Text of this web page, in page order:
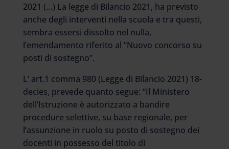
2021 (…) La legge di Bilancio 2021, ha previsto
anche degli interventi nella scuola e tra questi,
sembra essersi dissolto nel nulla,
l’emendamento riferito al “Nuovo concorso su
posti di sostegno”.
L’ art.1 comma 980 (Legge di Bilancio 2021) 18-
decies, prevede quanto segue: “Il Ministero
dell’Istruzione è autorizzato a bandire
procedure selettive, su base regionale, per
l’assunzione in ruolo su posto di sostegno dei
docenti in possesso del titolo di